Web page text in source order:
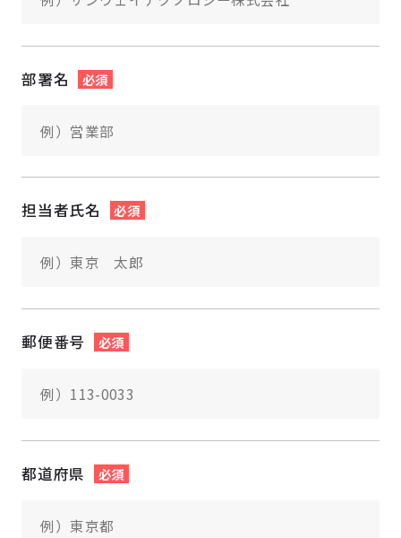
部署名 必須
担当者氏名 必須
郵便番号 必須
都道府県 必須